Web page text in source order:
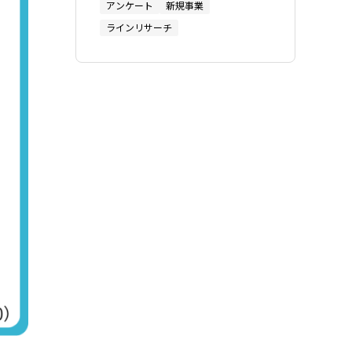
アンケート
新規事業
ラインリサーチ